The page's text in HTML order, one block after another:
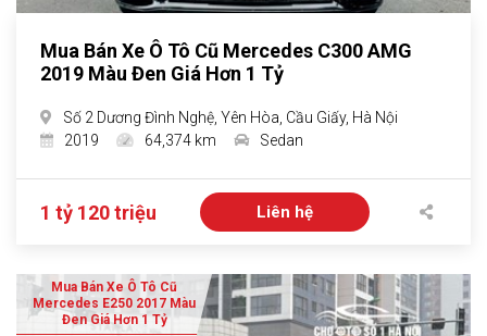
Mua Bán Xe Ô Tô Cũ Mercedes C300 AMG
2019 Màu Đen Giá Hơn 1 Tỷ
Số 2 Dương Đình Nghệ, Yên Hòa, Cầu Giấy, Hà Nội
2019
64,374 km Sedan
1 tỷ 120 triệu Liên hệ
Mua Bán Xe Ô Tô Cũ
Mercedes E250 2017 Màu
Đen Giá Hơn 1 Tỷ